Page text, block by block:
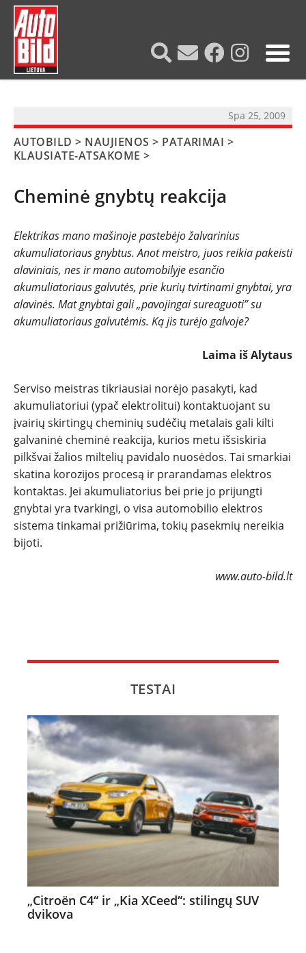
NAUJIENOS
TESTAI
NAUDOTI
REPORTAŽAI
SPORTAS
PATARIMAI
ĮVAIRENYBĖS
Spa 25, 2009
AUTOBILD > NAUJIENOS > PATARIMAI >
KLAUSIATE-ATSAKOME >
Cheminė gnybtų reakcija
Elektrikas mano mašinoje pastebėjo žalvarinius
akumuliatoriaus gnybtus. Anot meistro, juos reikia pakeisti
alaviniais, nes ir mano automobilyje esančio
akumuliatoriaus galvutės, prie kurių tvirtinami gnybtai, yra
alavinės. Mat gnybtai gali „pavojingai sureaguoti” su
akumuliatoriaus galvutėmis. Ką jis turėjo galvoje?
Laima iš Alytaus
Serviso meistras tikriausiai norėjo pasakyti, kad
akumuliatoriui (ypač elektrolitui) kontaktuojant su
įvairių skirtingų cheminių sudėčių metalais gali kilti
galvaninė cheminė reakcija, kurios metu išsiskiria
pilkšvai žalios miltelių pavidalo nuosėdos. Tai smarkiai
skatina korozijos procesą ir prarandamas elektros
kontaktas. Jei akumuliatorius bei prie jo prijungti
gnybtai yra tvarkingi, o visa automobilio elektros
sistema tinkamai prižiūrima, tokių pasekmių nereikia
bijoti.
www.auto-bild.lt
TESTAI
„Citroën C4“ ir „Kia XCeed“: stilingų SUV
dvikova